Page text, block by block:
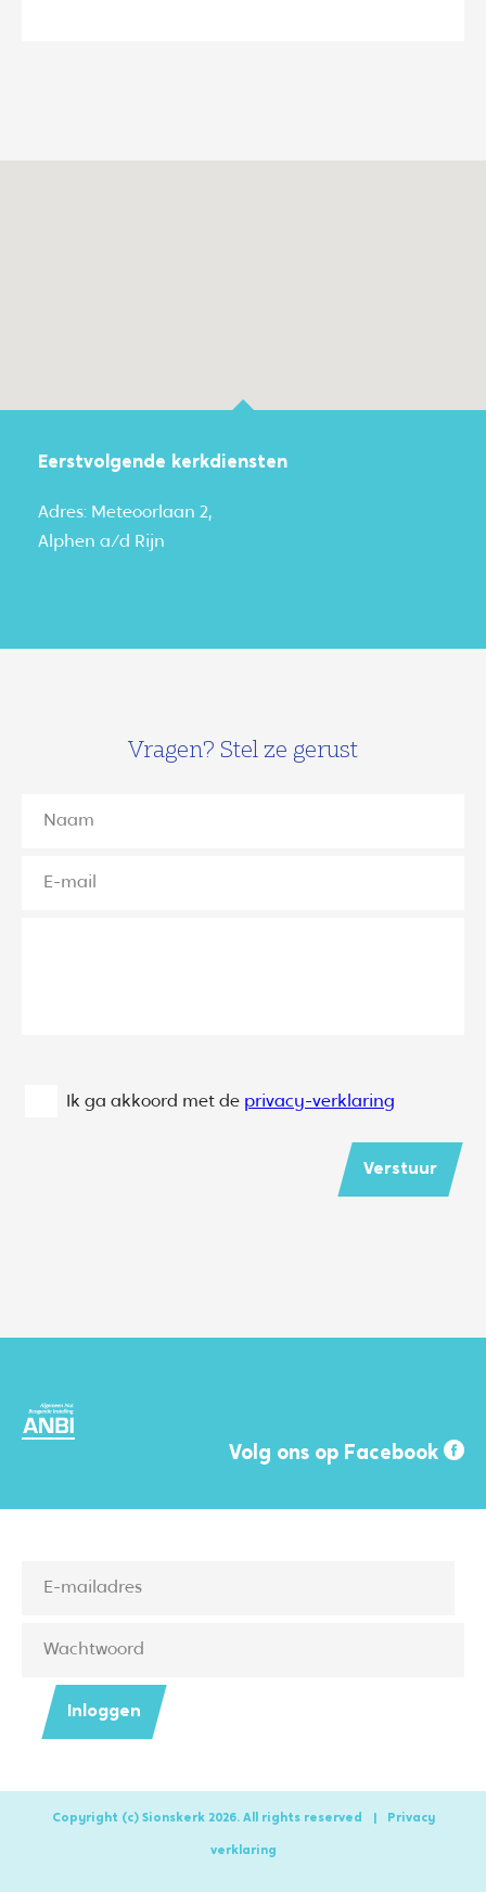
Eerstvolgende kerkdiensten
Adres: Meteoorlaan 2,
Alphen a/d Rijn
Vragen? Stel ze gerust
Ik ga akkoord met de privacy-verklaring
Verstuur
Volg ons op Facebook
Inloggen
Copyright (c) Sionskerk 2026. All rights reserved Privacy
verklaring